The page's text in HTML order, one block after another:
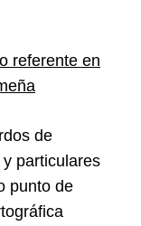
referente en
de
particulares
punto de